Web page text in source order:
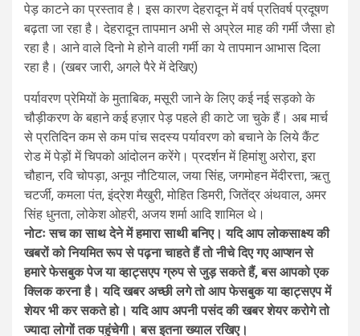
पेड़ काटने का प्रस्ताव है। इस कारण देहरादून में वर्ष प्रतिवर्ष प्रदूषण
बढ़ता जा रहा है। देहरादून तापमान अभी से अप्रेल माह की गर्मी जैसा हो
रहा है। आने वाले दिनो मे होने वाली गर्मी का ये तापमान आभास दिला
रहा है। (खबर जारी, अगले पैरे में देखिए)
पर्यावरण प्रेमियों के मुताबिक, मसूरी जाने के लिए कई नई सड़को के
चौड़ीकरण के बहाने कई हज़ार पेड़ पहले ही काटे जा चुके हैं। अब मार्च
से प्रतिदिन कम से कम पांच सदस्य पर्यावरण को बचाने के लिये कैंट
रोड में पेड़ों में चिपको आंदोलन करेंगे। प्रदर्शन में हिमांशु अरोरा, इरा
चौहान, रवि चोपड़ा, अनूप नौटियाल, जया सिंह, जगमोहन मेंदीरत्ता, ऋतु
चटर्जी, कमला पंत, इंद्रेश मैखुरी, मोहित डिमरी, जितेंद्र अंथवाल, अमर
सिंह धुनता, लोकेश ओहरी, अजय शर्मा आदि शामिल थे।
नोटः सच का साथ देने में हमारा साथी बनिए। यदि आप लोकसाक्ष्य की
खबरों को नियमित रूप से पढ़ना चाहते हैं तो नीचे दिए गए आप्शन से
हमारे फेसबुक पेज या व्हाट्सएप ग्रुप से जुड़ सकते हैं, बस आपको एक
क्लिक करना है। यदि खबर अच्छी लगे तो आप फेसबुक या व्हाट्सएप में
शेयर भी कर सकते हो। यदि आप अपनी पसंद की खबर शेयर करोगे तो
ज्यादा लोगों तक पहुंचेगी। बस इतना ख्याल रखिए।